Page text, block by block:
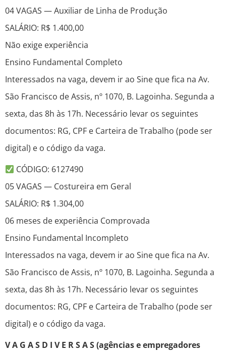
04 VAGAS — Auxiliar de Linha de Produção
SALÁRIO: R$ 1.400,00
Não exige experiência
Ensino Fundamental Completo
Interessados na vaga, devem ir ao Sine que fica na Av.
São Francisco de Assis, nº 1070, B. Lagoinha. Segunda a
sexta, das 8h às 17h. Necessário levar os seguintes
documentos: RG, CPF e Carteira de Trabalho (pode ser
digital) e o código da vaga.
CÓDIGO: 6127490
05 VAGAS — Costureira em Geral
SALÁRIO: R$ 1.304,00
06 meses de experiência Comprovada
Ensino Fundamental Incompleto
Interessados na vaga, devem ir ao Sine que fica na Av.
São Francisco de Assis, nº 1070, B. Lagoinha. Segunda a
sexta, das 8h às 17h. Necessário levar os seguintes
documentos: RG, CPF e Carteira de Trabalho (pode ser
digital) e o código da vaga.
V A G A S D I V E R S A S (agências e empregadores